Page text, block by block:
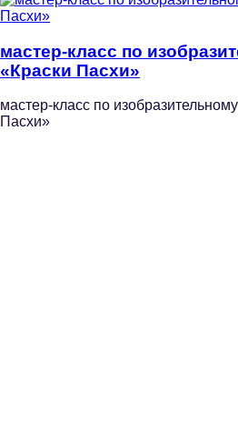
мастер-класс по
«Краски Пасхи»
мастер-класс по
Пасхи»